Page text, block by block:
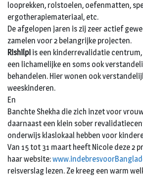
looprekken, rolstoelen, oefenmatten,
ergotherapiemateriaal, etc.
De afgelopen jaren is zij zeer actief
zamelen voor 2 belangrijke projecten.
Rishilpi is een kinderrevalidatie
een lichamelijke en soms ook
behandelen. Hier wonen ook
weeskinderen.
En
Banchte Shekha die zich inzet voor
daarnaast een klein sober
onderwijs klaslokaal hebben voor
Van 15 tot 31 maart heeft Nicole deze 2
haar website:
reisverslag lezen. Ze kreeg een warm